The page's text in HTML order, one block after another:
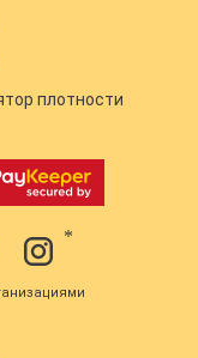
плотности
*